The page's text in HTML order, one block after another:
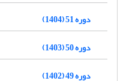
دوره 51 (1404)
دوره 50 (1403)
دوره 49 (1402)